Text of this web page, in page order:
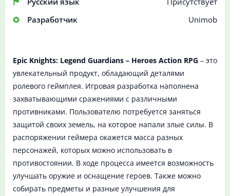
Разработчик
Unimob
Epic Knights: Legend Guardians – Heroes Action RPG – это
увлекательный продукт, обладающий деталями
ролевого геймплея. Игровая разработка наполнена
захватывающими сражениями с различными
противниками. Пользователю потребуется заняться
защитой своих земель, на которое напали злые силы. В
распоряжении геймера окажется масса разных
персонажей, которых можно использовать в
противостоянии. В ходе процесса имеется возможность
улучшать оружие и оснащение героев. Также можно
собирать предметы и разные улучшения для